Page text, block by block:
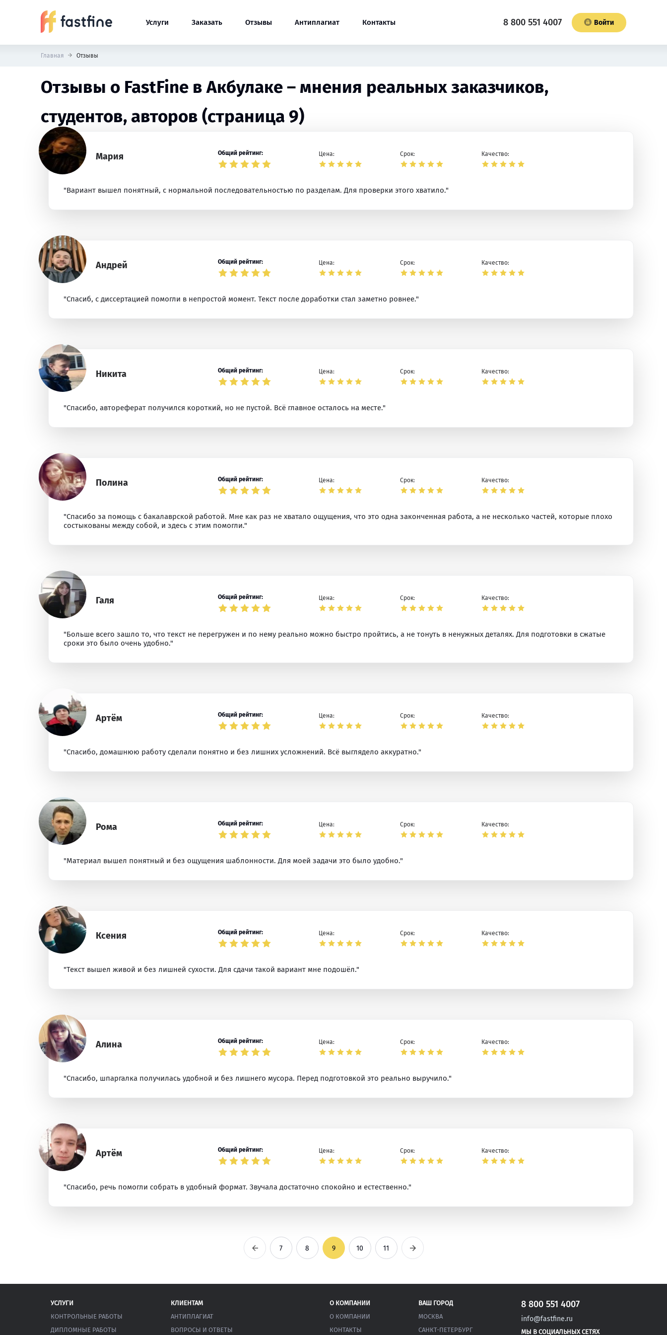
Услуги Заказать Отзывы Антиплагиат Контакты 8 800 551 4007 Войти
Главная Отзывы
Отзывы о FastFine в Акбулаке – мнения реальных заказчиков,
студентов, авторов (страница 9)
Мария Общий рейтинг: Цена: Срок: Качество:
"Вариант вышел понятный, с нормальной последовательностью по разделам. Для проверки этого хватило."
Андрей Общий рейтинг: Цена: Срок: Качество:
"Спасиб, с диссертацией помогли в непростой момент. Текст после доработки стал заметно ровнее."
Никита Общий рейтинг: Цена: Срок: Качество:
"Спасибо, автореферат получился короткий, но не пустой. Всё главное осталось на месте."
Полина Общий рейтинг: Цена: Срок: Качество:
"Спасибо за помощь с бакалаврской работой. Мне как раз не хватало ощущения, что это одна законченная работа, а не несколько частей, которые плохо
состыкованы между собой, и здесь с этим помогли."
Галя Общий рейтинг: Цена: Срок: Качество:
"Больше всего зашло то, что текст не перегружен и по нему реально можно быстро пройтись, а не тонуть в ненужных деталях. Для подготовки в сжатые
сроки это было очень удобно."
Артём Общий рейтинг: Цена: Срок: Качество:
"Спасибо, домашнюю работу сделали понятно и без лишних усложнений. Всё выглядело аккуратно."
Рома Общий рейтинг: Цена: Срок: Качество:
"Материал вышел понятный и без ощущения шаблонности. Для моей задачи это было удобно."
Ксения Общий рейтинг: Цена: Срок: Качество:
"Текст вышел живой и без лишней сухости. Для сдачи такой вариант мне подошёл."
Алина Общий рейтинг: Цена: Срок: Качество:
"Спасибо, шпаргалка получилась удобной и без лишнего мусора. Перед подготовкой это реально выручило."
Артём Общий рейтинг: Цена: Срок: Качество:
"Спасибо, речь помогли собрать в удобный формат. Звучала достаточно спокойно и естественно."
Предыдущая
7 8 9 10 11 Следующая
УСЛУГИ
КОНТРОЛЬНЫЕ РАБОТЫ
ДИПЛОМНЫЕ РАБОТЫ
КЛИЕНТАМ
АНТИПЛАГИАТ
ВОПРОСЫ И ОТВЕТЫ
О КОМПАНИИ
О КОМПАНИИ
КОНТАКТЫ
ВАШ ГОРОД
МОСКВА
САНКТ-ПЕТЕРБУРГ
8 800 551 4007
info@fastfine.ru
МЫ В СОЦИАЛЬНЫХ СЕТЯХ